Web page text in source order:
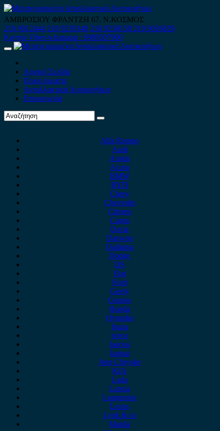
Skip
to
content
ΑΜΒΡΟΣΙΟΥ ΦΡΑΝΤΖΗ 67, Ν.ΚΟΣΜΟΣ
210 9012444 210 9239148 210 9238158 210 9026839
Κινητό-Viber-whatsapp : 6980507900
Primary
Αρχική Σελίδα
Ποιοί είμαστε
Ανταλλακτικά Αυτοκινήτων
Επικοινωνία
Alfa Romeo
Audi
Austin
Acura
BMW
BYD
Chery
Chevrolet
Citroen
Cupra
Dacia
Daewoo
Daihatsu
Dodge
DS
Fiat
Ford
Geely
Gonow
Honda
Hyundai
Isuzu
iveco
Jaecoo
Jaguar
Jeep Chrysler
KIA
Lada
Lancia
Leapmotor
Lexus
Lynk & co
Mazda